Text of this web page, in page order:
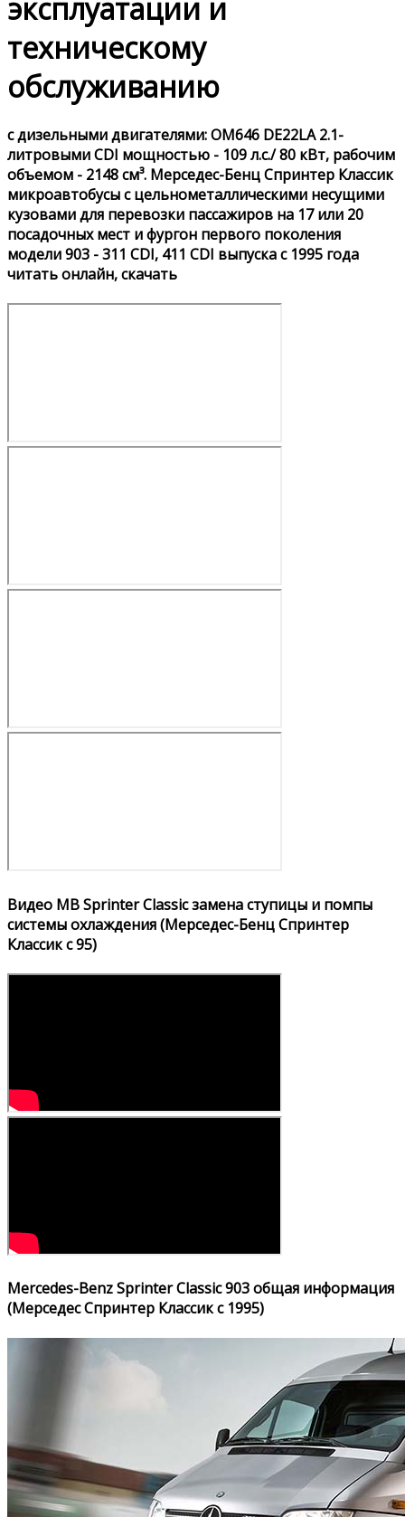
эксплуатации и
техническому
обслуживанию
с дизельными двигателями: OM646 DE22LA 2.1-
литровыми CDI мощностью - 109 л.с./ 80 кВт, рабочим
объемом - 2148 см³. Мерседес-Бенц Спринтер Классик
микроавтобусы с цельнометаллическими несущими
кузовами для перевозки пассажиров на 17 или 20
посадочных мест и фургон первого поколения
модели 903 - 311 CDI, 411 CDI выпуска с 1995 года
читать онлайн, скачать
Видео MB Sprinter Classic замена ступицы и помпы
системы охлаждения (Мерседес-Бенц Спринтер
Классик с 95)
Mercedes-Benz Sprinter Classic 903 общая информация
(Мерседес Спринтер Классик с 1995)